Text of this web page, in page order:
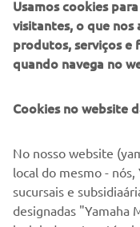
divertida. Nascidos
agilidade com layouts
ativas e os
design, os modelos
desportos aquáticos,
visitantes, o que nos
produtos, serviços e
quando navega no
local do mesmo -
sucursais e
designadas "Yamaha
incluindo outras